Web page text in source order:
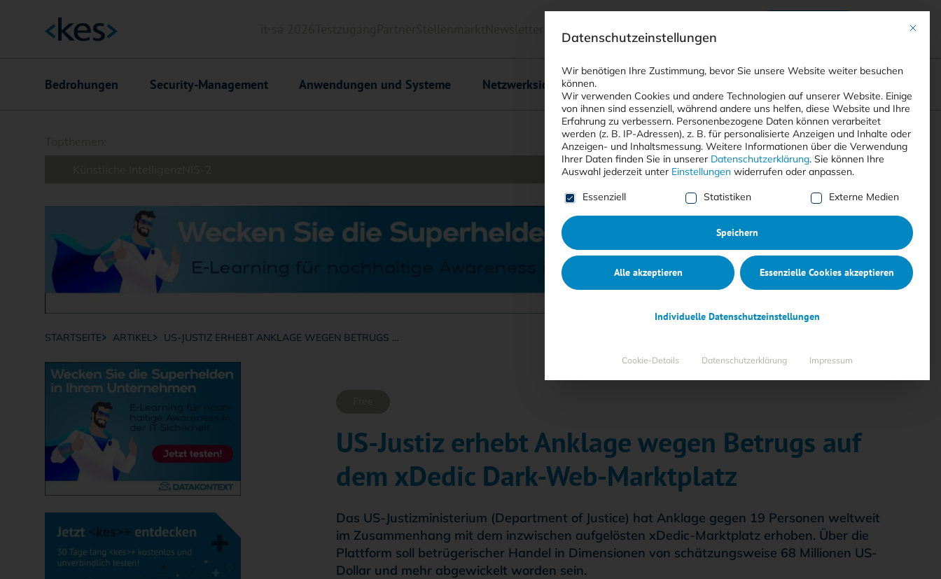
Suchen
<kes>+ Downloads
Hauptnavigation
Bedrohungen Security-Management Anwendungen und Systeme Netzwerksicherheit
Breadcrumb-Navigation
STARTSEITE ARTIKEL US-JUSTIZ ERHEBT ANKLAGE WEGEN BETRUGS …
US-Justiz erhebt Anklage wegen Betrugs auf
dem xDedic Dark-Web-Marktplatz
Das US-Justizministerium (Department of Justice) hat Anklage gegen 19 Personen weltweit
im Zusammenhang mit dem inzwischen aufgelösten xDedic-Marktplatz erhoben. Über die
Plattform soll betrügerischer Handel in Dimensionen von schätzungsweise 68 Millionen US-
Dollar und mehr abgewickelt worden sein.
Mit
Datenschutzeinstellungen
Wir benötigen Ihre Zustimmung, bevor Sie unsere Website weiter besuchen
können.
Wir verwenden Cookies und andere Technologien auf unserer Website. Einige
von ihnen sind essenziell, während andere uns helfen, diese Website und Ihre
Erfahrung zu verbessern. Personenbezogene Daten können verarbeitet
werden (z. B. IP-Adressen), z. B. für personalisierte Anzeigen und Inhalte oder
Anzeigen- und Inhaltsmessung. Weitere Informationen über die Verwendung
Ihrer Daten finden Sie in unserer Datenschutzerklärung. Sie können Ihre
Auswahl jederzeit unter Einstellungen widerrufen oder anpassen.
Es folgt eine Liste der Service-Gruppen, für die eine Einwilligung
Essenziell Statistiken Externe Medien
Speichern
Alle akzeptieren Essenzielle Cookies akzeptieren
Individuelle Datenschutzeinstellungen
Cookie-Details Datenschutzerklärung Impressum